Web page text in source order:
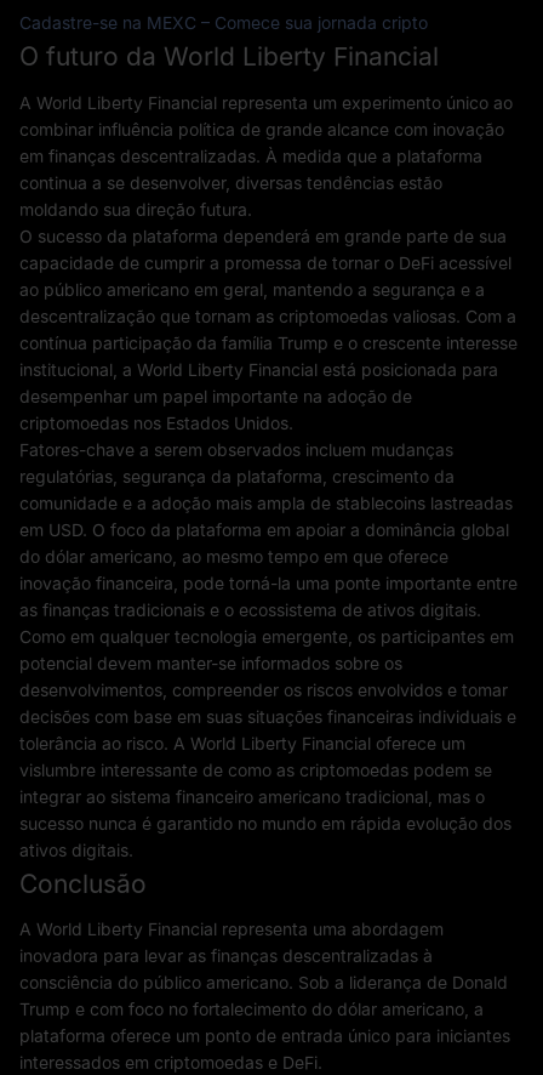
Cadastre-se na MEXC – Comece sua jornada cripto
O futuro da World Liberty Financial
A World Liberty Financial representa um experimento único ao
combinar influência política de grande alcance com inovação
em finanças descentralizadas. À medida que a plataforma
continua a se desenvolver, diversas tendências estão
moldando sua direção futura.
O sucesso da plataforma dependerá em grande parte de sua
capacidade de cumprir a promessa de tornar o DeFi acessível
ao público americano em geral, mantendo a segurança e a
descentralização que tornam as criptomoedas valiosas. Com a
contínua participação da família Trump e o crescente interesse
institucional, a World Liberty Financial está posicionada para
desempenhar um papel importante na adoção de
criptomoedas nos Estados Unidos.
Fatores-chave a serem observados incluem mudanças
regulatórias, segurança da plataforma, crescimento da
comunidade e a adoção mais ampla de stablecoins lastreadas
em USD. O foco da plataforma em apoiar a dominância global
do dólar americano, ao mesmo tempo em que oferece
inovação financeira, pode torná-la uma ponte importante entre
as finanças tradicionais e o ecossistema de ativos digitais.
Como em qualquer tecnologia emergente, os participantes em
potencial devem manter-se informados sobre os
desenvolvimentos, compreender os riscos envolvidos e tomar
decisões com base em suas situações financeiras individuais e
tolerância ao risco. A World Liberty Financial oferece um
vislumbre interessante de como as criptomoedas podem se
integrar ao sistema financeiro americano tradicional, mas o
sucesso nunca é garantido no mundo em rápida evolução dos
ativos digitais.
Conclusão
A World Liberty Financial representa uma abordagem
inovadora para levar as finanças descentralizadas à
consciência do público americano. Sob a liderança de Donald
Trump e com foco no fortalecimento do dólar americano, a
plataforma oferece um ponto de entrada único para iniciantes
interessados em criptomoedas e DeFi.